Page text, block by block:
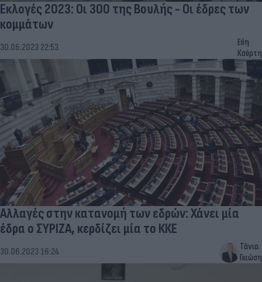
Εκλογές 2023: Οι 300 της Βουλής - Οι έδρες των
κομμάτων
30.06.2023 22:53
Εύη
Κούρτη
Αλλαγές στην κατανομή των εδρών: Χάνει μία
έδρα ο ΣΥΡΙΖΑ, κερδίζει μία το ΚΚΕ
30.06.2023 16:24
Τάνια
Γκιώση